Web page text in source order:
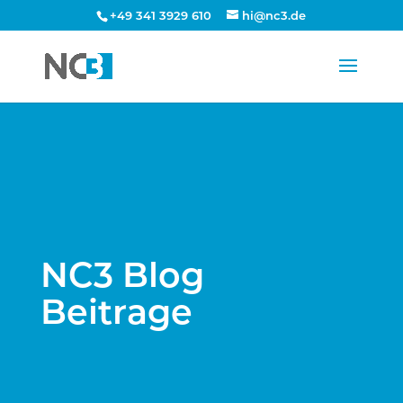
+49 341 3929 610 hi@nc3.de
NC3 Blog
Beitrage